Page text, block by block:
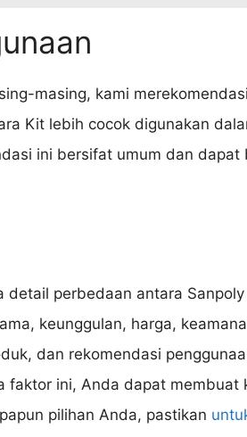
masing, kami
Kit lebih cocok digunakan
ini bersifat umum dan dapat
detail perbedaan antara
keunggulan, harga,
dan rekomendasi
faktor ini, Anda dapat membuat
pilihan Anda, pastikan